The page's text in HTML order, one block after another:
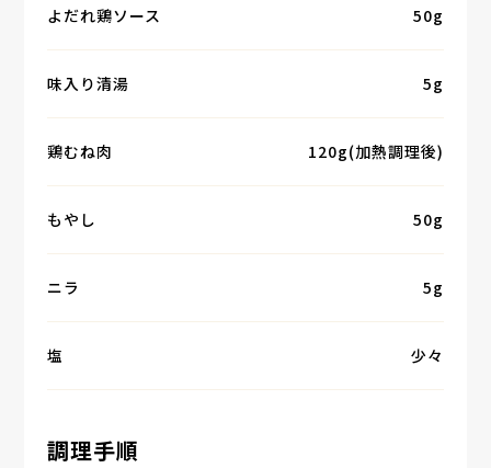
よだれ鶏ソース 50g
味入り清湯 5g
鶏むね肉 120g(加熱調理後)
もやし 50g
ニラ 5g
塩 少々
調理手順